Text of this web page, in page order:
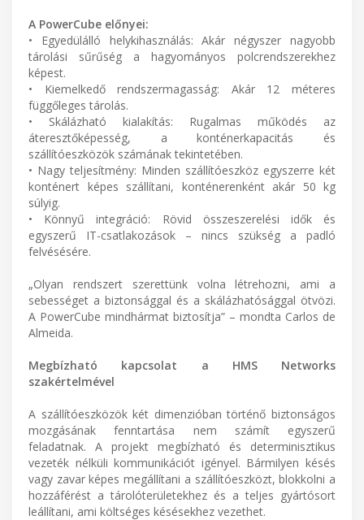
A PowerCube előnyei:
• Egyedülálló helykihasználás: Akár négyszer nagyobb
tárolási sűrűség a hagyományos polcrendszerekhez
képest.
• Kiemelkedő rendszermagasság: Akár 12 méteres
függőleges tárolás.
• Skálázható kialakítás: Rugalmas működés az
áteresztőképesség, a konténerkapacitás és
szállítóeszközök számának tekintetében.
• Nagy teljesítmény: Minden szállítóeszköz egyszerre két
konténert képes szállítani, konténerenként akár 50 kg
súlyig.
• Könnyű integráció: Rövid összeszerelési idők és
egyszerű IT-csatlakozások – nincs szükség a padló
felvésésére.
„Olyan rendszert szerettünk volna létrehozni, ami a
sebességet a biztonsággal és a skálázhatósággal ötvözi.
A PowerCube mindhármat biztosítja” – mondta Carlos de
Almeida.
Megbízható kapcsolat a HMS Networks
szakértelmével
A szállítóeszközök két dimenzióban történő biztonságos
mozgásának fenntartása nem számít egyszerű
feladatnak. A projekt megbízható és determinisztikus
vezeték nélküli kommunikációt igényel. Bármilyen késés
vagy zavar képes megállítani a szállítóeszközt, blokkolni a
hozzáférést a tárolóterületekhez és a teljes gyártósort
leállítani, ami költséges késésekhez vezethet.